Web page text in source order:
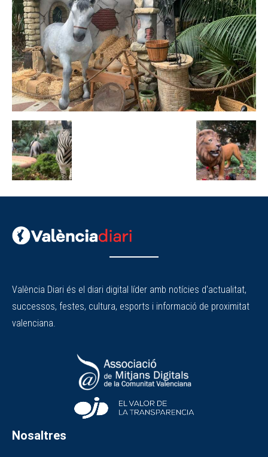
València Diari és el diari digital líder amb notícies d'actualitat,
successos, festes, cultura, esports i informació de proximitat
valenciana.
Nosaltres